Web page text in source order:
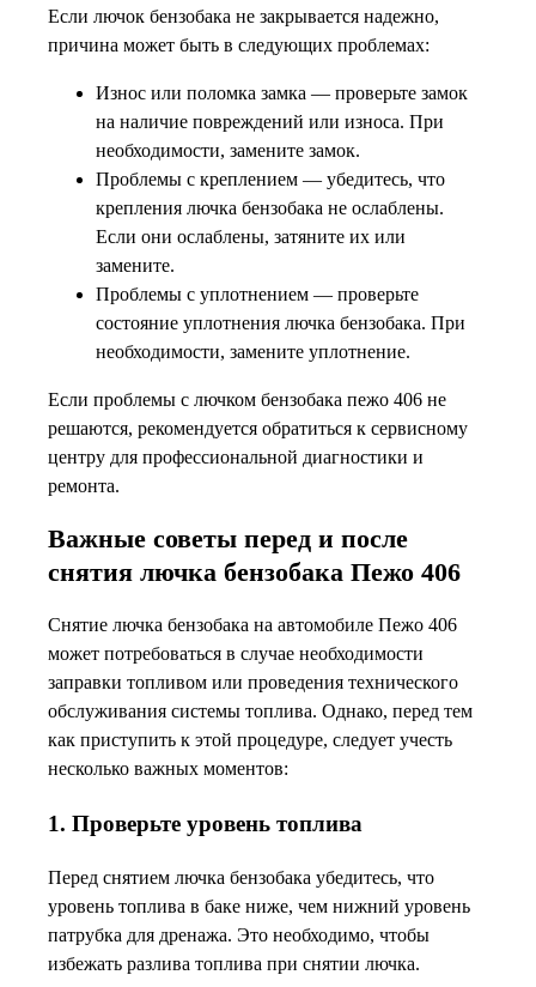
Если лючок бензобака не закрывается надежно,
причина может быть в следующих проблемах:
Износ или поломка замка — проверьте замок
на наличие повреждений или износа. При
необходимости, замените замок.
Проблемы с креплением — убедитесь, что
крепления лючка бензобака не ослаблены.
Если они ослаблены, затяните их или
замените.
Проблемы с уплотнением — проверьте
состояние уплотнения лючка бензобака. При
необходимости, замените уплотнение.
Если проблемы с лючком бензобака пежо 406 не
решаются, рекомендуется обратиться к сервисному
центру для профессиональной диагностики и
ремонта.
Важные советы перед и после
снятия лючка бензобака Пежо 406
Снятие лючка бензобака на автомобиле Пежо 406
может потребоваться в случае необходимости
заправки топливом или проведения технического
обслуживания системы топлива. Однако, перед тем
как приступить к этой процедуре, следует учесть
несколько важных моментов:
1. Проверьте уровень топлива
Перед снятием лючка бензобака убедитесь, что
уровень топлива в баке ниже, чем нижний уровень
патрубка для дренажа. Это необходимо, чтобы
избежать разлива топлива при снятии лючка.